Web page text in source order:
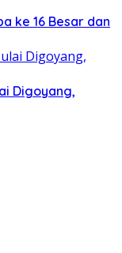
ke 16 Besar dan
Digoyang,